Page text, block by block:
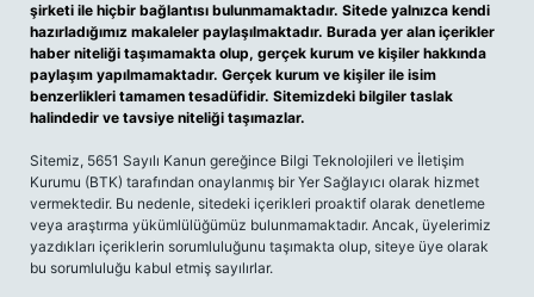
şirketi ile hiçbir bağlantısı bulunmamaktadır. Sitede yalnızca kendi
hazırladığımız makaleler paylaşılmaktadır. Burada yer alan içerikler
haber niteliği taşımamakta olup, gerçek kurum ve kişiler hakkında
paylaşım yapılmamaktadır. Gerçek kurum ve kişiler ile isim
benzerlikleri tamamen tesadüfidir. Sitemizdeki bilgiler taslak
halindedir ve tavsiye niteliği taşımazlar.
Sitemiz, 5651 Sayılı Kanun gereğince Bilgi Teknolojileri ve İletişim
Kurumu (BTK) tarafından onaylanmış bir Yer Sağlayıcı olarak hizmet
vermektedir. Bu nedenle, sitedeki içerikleri proaktif olarak denetleme
veya araştırma yükümlülüğümüz bulunmamaktadır. Ancak, üyelerimiz
yazdıkları içeriklerin sorumluluğunu taşımakta olup, siteye üye olarak
bu sorumluluğu kabul etmiş sayılırlar.